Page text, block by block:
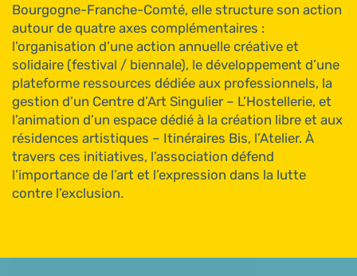
Bourgogne-Franche-Comté, elle structure son action
autour de quatre axes complémentaires :
l’organisation d’une action annuelle créative et
solidaire (festival / biennale), le développement d’une
plateforme ressources dédiée aux professionnels, la
gestion d’un Centre d’Art Singulier – L’Hostellerie, et
l’animation d’un espace dédié à la création libre et aux
résidences artistiques – Itinéraires Bis, l’Atelier. À
travers ces initiatives, l’association défend
l’importance de l’art et l’expression dans la lutte
contre l’exclusion.